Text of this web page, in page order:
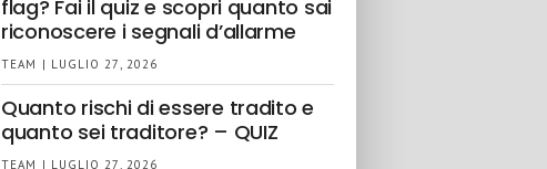
flag? Fai il quiz e scopri quanto sai
riconoscere i segnali d’allarme
TEAM | LUGLIO 27, 2026
Quanto rischi di essere tradito e
quanto sei traditore? – QUIZ
TEAM | LUGLIO 27, 2026